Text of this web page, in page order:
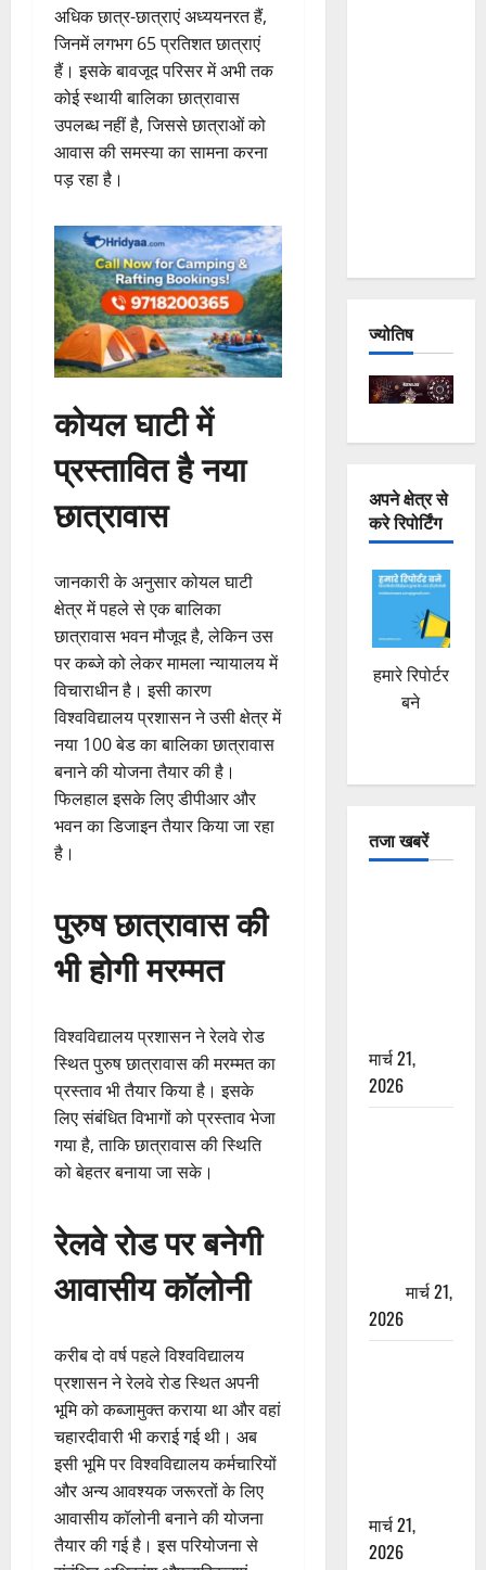
अधिक छात्र-छात्राएं अध्ययनरत हैं,
जिनमें लगभग 65 प्रतिशत छात्राएं
हैं। इसके बावजूद परिसर में अभी तक
कोई स्थायी बालिका छात्रावास
उपलब्ध नहीं है, जिससे छात्राओं को
आवास की समस्या का सामना करना
पड़ रहा है।
कोयल घाटी में
प्रस्तावित है नया
छात्रावास
जानकारी के अनुसार कोयल घाटी
क्षेत्र में पहले से एक बालिका
छात्रावास भवन मौजूद है, लेकिन उस
पर कब्जे को लेकर मामला न्यायालय में
विचाराधीन है। इसी कारण
विश्वविद्यालय प्रशासन ने उसी क्षेत्र में
नया 100 बेड का बालिका छात्रावास
बनाने की योजना तैयार की है।
फिलहाल इसके लिए डीपीआर और
भवन का डिजाइन तैयार किया जा रहा
है।
पुरुष छात्रावास की
भी होगी मरम्मत
विश्वविद्यालय प्रशासन ने रेलवे रोड
स्थित पुरुष छात्रावास की मरम्मत का
प्रस्ताव भी तैयार किया है। इसके
लिए संबंधित विभागों को प्रस्ताव भेजा
गया है, ताकि छात्रावास की स्थिति
को बेहतर बनाया जा सके।
रेलवे रोड पर बनेगी
आवासीय कॉलोनी
करीब दो वर्ष पहले विश्वविद्यालय
प्रशासन ने रेलवे रोड स्थित अपनी
भूमि को कब्जामुक्त कराया था और वहां
चहारदीवारी भी कराई गई थी। अब
इसी भूमि पर विश्वविद्यालय कर्मचारियों
और अन्य आवश्यक जरूरतों के लिए
आवासीय कॉलोनी बनाने की योजना
तैयार की गई है। इस परियोजना से
ज्योतिष
अपने क्षेत्र से
करे रिपोर्टिंग
हमारे रिपोर्टर
बने
तजा खबरें
मार्च 21,
2026
मार्च 21,
2026
मार्च 21,
2026